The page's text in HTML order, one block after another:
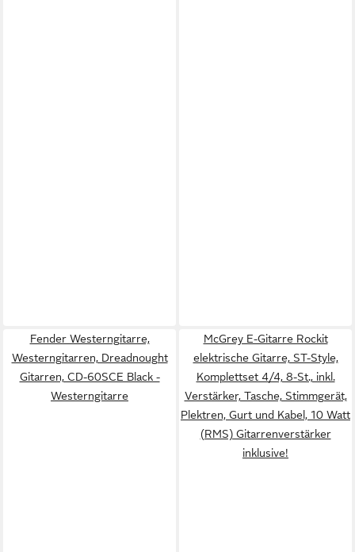
Fender Westerngitarre,
Westerngitarren, Dreadnought
Gitarren, CD-60SCE Black -
Westerngitarre
McGrey E-Gitarre Rockit
elektrische Gitarre, ST-Style,
Komplettset 4/4, 8-St., inkl.
Verstärker, Tasche, Stimmgerät,
Plektren, Gurt und Kabel, 10 Watt
(RMS) Gitarrenverstärker
inklusive!